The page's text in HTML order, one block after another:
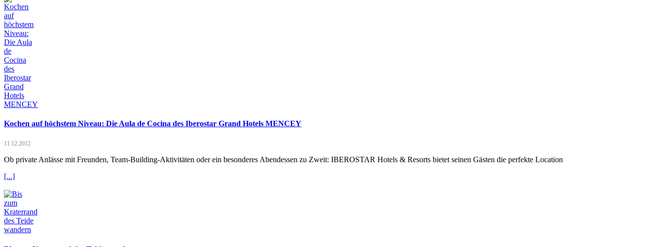
Kochen auf höchstem Niveau: Die Aula de Cocina des Iberostar Grand Hotels MENCEY
11.12.2012
Ob private Anlässe mit Freunden, Team-Building-Aktivitäten oder ein besonderes Abendessen zu Zweit: IBEROSTAR Hotels & Resorts bietet seinen Gästen die perfekte Location
[...]